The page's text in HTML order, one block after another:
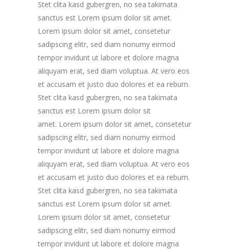
Stet clita kasd gubergren, no sea takimata
sanctus est Lorem ipsum dolor sit amet.
Lorem ipsum dolor sit amet, consetetur
sadipscing elitr, sed diam nonumy eirmod
tempor invidunt ut labore et dolore magna
aliquyam erat, sed diam voluptua. At vero eos
et accusam et justo duo dolores et ea rebum.
Stet clita kasd gubergren, no sea takimata
sanctus est Lorem ipsum dolor sit
amet. Lorem ipsum dolor sit amet, consetetur
sadipscing elitr, sed diam nonumy eirmod
tempor invidunt ut labore et dolore magna
aliquyam erat, sed diam voluptua. At vero eos
et accusam et justo duo dolores et ea rebum.
Stet clita kasd gubergren, no sea takimata
sanctus est Lorem ipsum dolor sit amet.
Lorem ipsum dolor sit amet, consetetur
sadipscing elitr, sed diam nonumy eirmod
tempor invidunt ut labore et dolore magna